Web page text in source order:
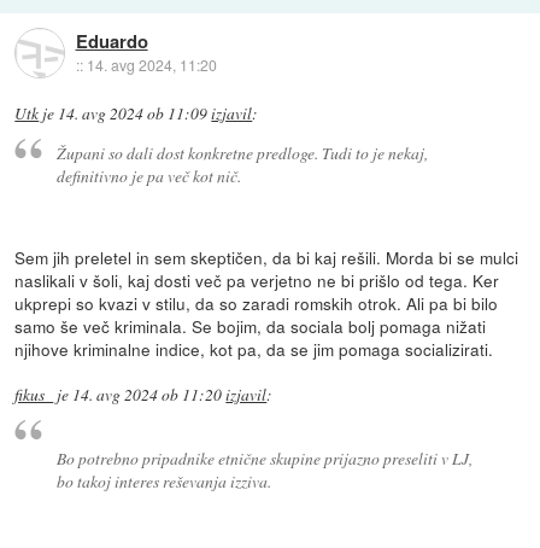
Eduardo
:: 14. avg 2024, 11:20
Utk je 14. avg 2024 ob 11:09izjavil:
Župani so dali dost konkretne predloge. Tudi to je nekaj,
definitivno je pa več kot nič.
Sem jih preletel in sem skeptičen, da bi kaj rešili. Morda bi se mulci
naslikali v šoli, kaj dosti več pa verjetno ne bi prišlo od tega. Ker
ukprepi so kvazi v stilu, da so zaradi romskih otrok. Ali pa bi bilo
samo še več kriminala. Se bojim, da sociala bolj pomaga nižati
njihove kriminalne indice, kot pa, da se jim pomaga socializirati.
fikus_ je 14. avg 2024 ob 11:20izjavil:
Bo potrebno pripadnike etnične skupine prijazno preseliti v LJ,
bo takoj interes reševanja izziva.